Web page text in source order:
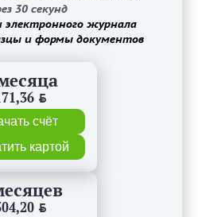
30 секунд
журнала
и формы документов
BYN
счёт
картой
BYN